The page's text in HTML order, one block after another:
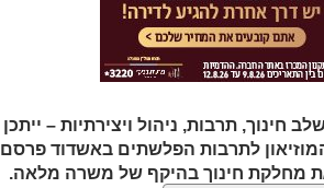
תרבות, ניהול ויצירתיות – ייתכן
לתרבות הפלשתים באשדוד פרסם
מחלקת חינוך בהיקף של משרה מלאה.